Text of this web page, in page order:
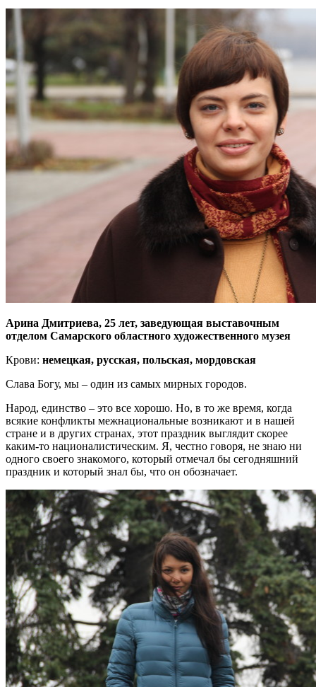
Арина Дмитриева, 25 лет, заведующая выставочным
отделом Самарского областного художественного музея
Крови: немецкая, русская, польская, мордовская
Слава Богу, мы – один из самых мирных городов.
Народ, единство – это все хорошо. Но, в то же время, когда
всякие конфликты межнациональные возникают и в нашей
стране и в других странах, этот праздник выглядит скорее
каким-то националистическим. Я, честно говоря, не знаю ни
одного своего знакомого, который отмечал бы сегодняшний
праздник и который знал бы, что он обозначает.